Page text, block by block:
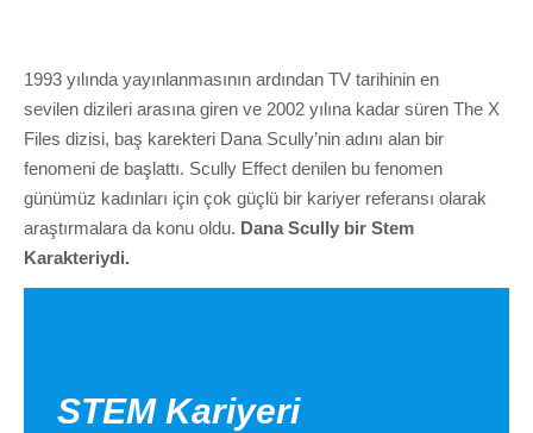
1993 yılında yayınlanmasının ardından TV tarihinin en
sevilen dizileri arasına giren ve 2002 yılına kadar süren The X
Files dizisi, baş karekteri Dana Scully’nin adını alan bir
fenomeni de başlattı. Scully Effect denilen bu fenomen
günümüz kadınları için çok güçlü bir kariyer referansı olarak
araştırmalara da konu oldu. Dana Scully bir Stem
Karakteriydi.
STEM Kariyeri